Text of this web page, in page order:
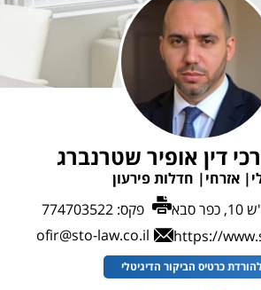
דין אופיר שטרנברג
אזרחי
חדלות פירעון
סבא פקס: 774703522
https://
ofir@sto-law.co.il
כרטיס הביקור הדיגיטלי